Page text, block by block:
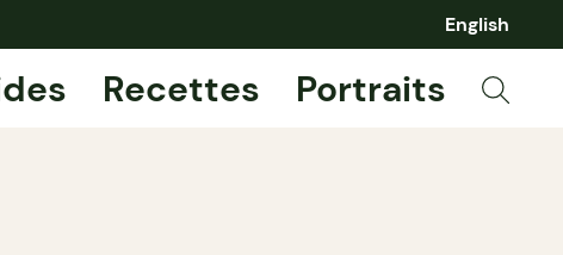
English
Recettes Portraits